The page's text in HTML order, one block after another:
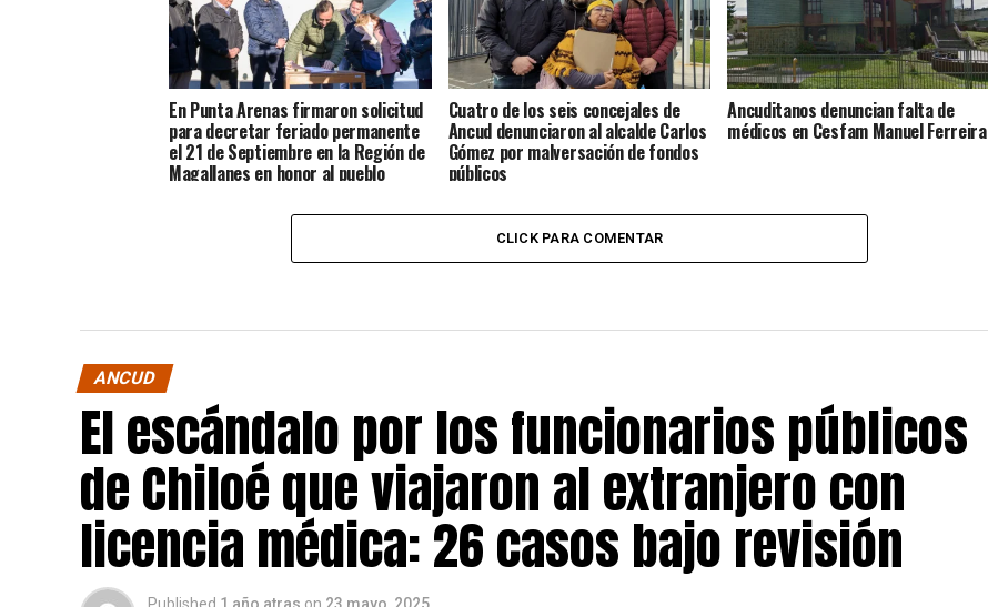
En Punta Arenas firmaron solicitud
para decretar feriado permanente
el 21 de Septiembre en la Región de
Magallanes en honor al pueblo
Cuatro de los seis concejales de
Ancud denunciaron al alcalde Carlos
Gómez por malversación de fondos
públicos
Ancuditanos denuncian falta de
médicos en Cesfam Manuel Ferreira
CLICK PARA COMENTAR
ANCUD
El escándalo por los funcionarios públicos
de Chiloé que viajaron al extranjero con
licencia médica: 26 casos bajo revisión